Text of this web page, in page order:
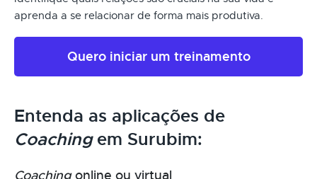
aprenda a se relacionar de forma mais produtiva.
Quero iniciar um treinamento
Entenda as aplicações de
Coachingem Surubim:
Coachingonline ou virtual